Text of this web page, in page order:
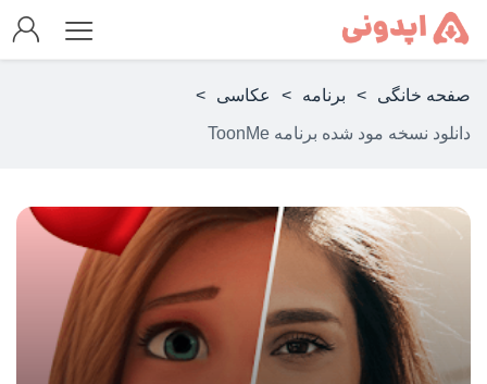
صفحه خانگی > برنامه > عکاسی >
دانلود نسخه مود شده برنامه ToonMe